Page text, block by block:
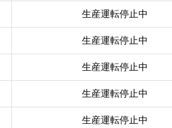
生産運転停止中
生産運転停止中
生産運転停止中
生産運転停止中
生産運転停止中